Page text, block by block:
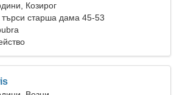
Козирог
старша дама 45-53